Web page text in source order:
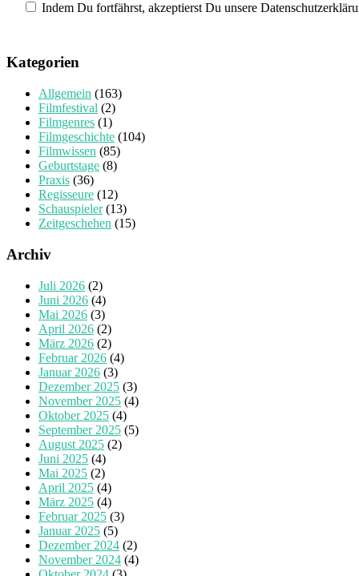
Indem Du fortfährst, akzeptierst Du unsere
Kategorien
Allgemein (163)
Filmfestival (2)
Filmgenres (1)
Filmgeschichte (104)
Filmwissen (85)
Geburtstage (8)
Praxis (36)
Regisseure (12)
Schauspieler(13)
Zeitgeschehen (15)
Archiv
Juli 2026 (2)
Juni 2026 (4)
Mai 2026 (3)
April 2026 (2)
März 2026 (2)
Februar 2026 (4)
Januar 2026 (3)
Dezember 2025 (3)
November 2025 (4)
Oktober 2025 (4)
September 2025 (5)
August 2025 (2)
Juni 2025 (4)
Mai 2025 (2)
April 2025 (4)
März 2025 (4)
Februar 2025 (3)
Januar 2025 (5)
Dezember 2024 (2)
November 2024 (4)